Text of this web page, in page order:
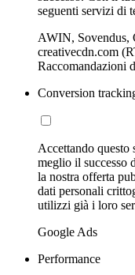
seguenti servizi di
AWIN, Sovendus,
creativecdn.com
Raccomandazioni
Conversion
Accettando questo
meglio il successo
la nostra offerta
dati personali
utilizzi già i loro
Google Ads
Performance